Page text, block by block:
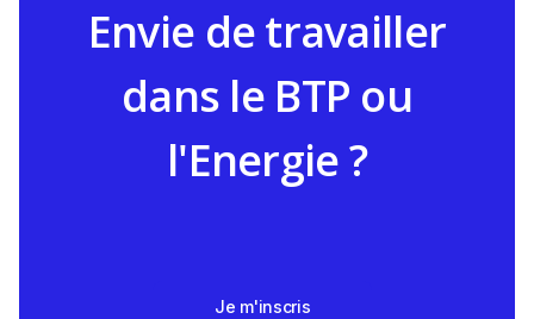
Envie de travailler
dans le BTP ou
l'Energie ?
Je m'inscris